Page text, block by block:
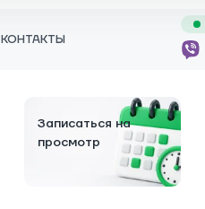
КОНТАКТЫ
Записаться на
просмотр